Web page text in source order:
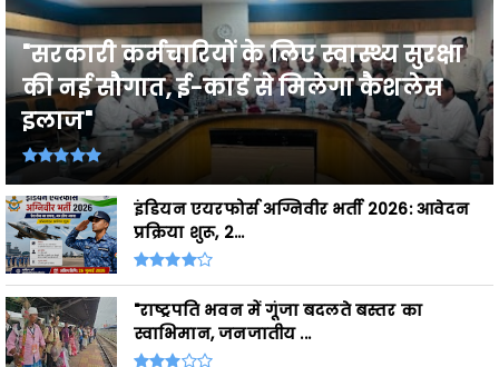
"सरकारी कर्मचारियों के लिए स्वास्थ्य सुरक्षा
की नई सौगात, ई-कार्ड से मिलेगा कैशलेस
इलाज"
इंडियन एयरफोर्स अग्निवीर भर्ती 2026: आवेदन
प्रक्रिया शुरू, 2...
"राष्ट्रपति भवन में गूंजा बदलते बस्तर का
स्वाभिमान, जनजातीय ...